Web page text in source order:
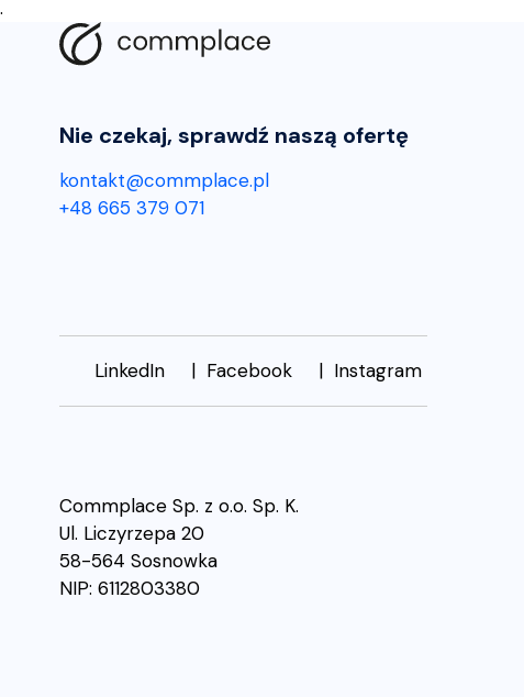
.
Nie czekaj, sprawdź naszą ofertę
kontakt@commplace.pl
+48 665 379 071
LinkedIn Facebook Instagram
Commplace Sp. z o.o. Sp. K.
Ul. Liczyrzepa 20
58-564 Sosnowka
NIP: 6112803380